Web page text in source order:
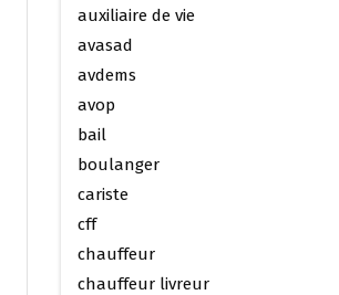
auxiliaire de vie
avasad
avdems
avop
bail
boulanger
cariste
cff
chauffeur
chauffeur livreur